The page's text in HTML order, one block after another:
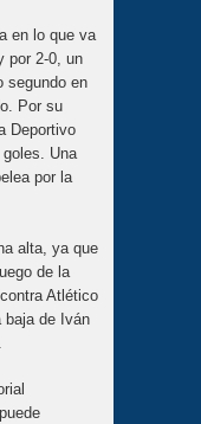
en lo que va
por 2-0, un
segundo en
Por su
Deportivo
Una
por la
alta, ya que
de la
Atlético
baja de Iván
puede